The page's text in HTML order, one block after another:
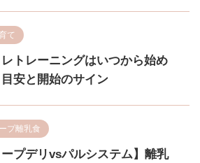
て
レトレーニングはいつから始め
安と開始のサイン
プ離乳食
ープデリvsパルシステム】離乳